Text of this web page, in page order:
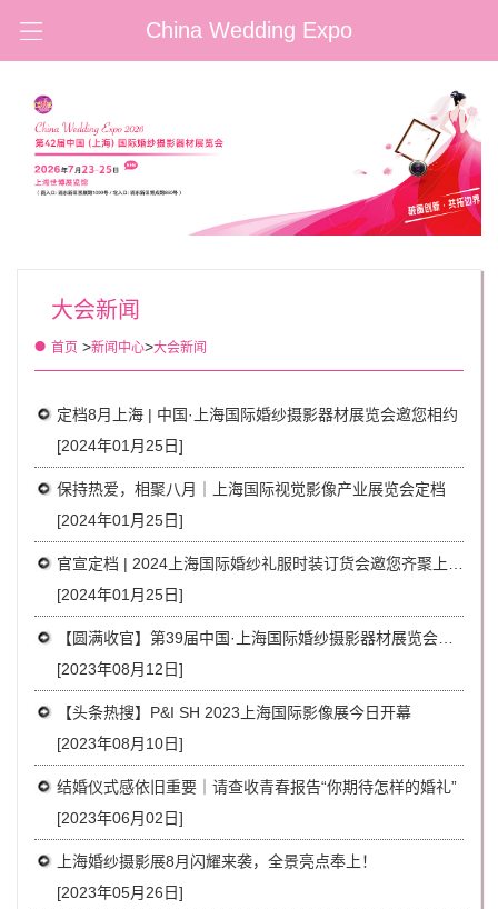
China Wedding Expo
大会新闻
首页 >新闻中心>大会新闻
定档8月上海 | 中国·上海国际婚纱摄影器材展览会邀您相约
[2024年01月25日]
保持热爱，相聚八月｜上海国际视觉影像产业展览会定档
[2024年01月25日]
官宣定档 | 2024上海国际婚纱礼服时装订货会邀您齐聚上海浦东
[2024年01月25日]
【圆满收官】第39届中国·上海国际婚纱摄影器材展览会顺利闭幕
[2023年08月12日]
【头条热搜】P&I SH 2023上海国际影像展今日开幕
[2023年08月10日]
结婚仪式感依旧重要｜请查收青春报告“你期待怎样的婚礼”
[2023年06月02日]
上海婚纱摄影展8月闪耀来袭，全景亮点奉上！
[2023年05月26日]